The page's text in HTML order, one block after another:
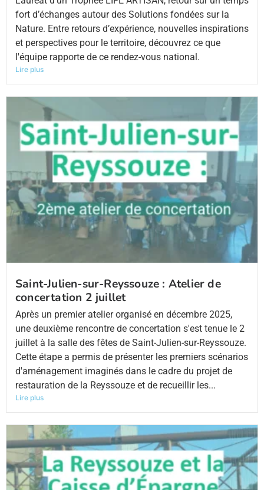
fort d’échanges autour des Solutions fondées sur la
Nature. Entre retours d’expérience, nouvelles inspirations
et perspectives pour le territoire, découvrez ce que
l'équipe rapporte de ce rendez-vous national.
Lire plus
Saint-Julien-sur-Reyssouze : Atelier de
concertation 2 juillet
Après un premier atelier organisé en décembre 2025,
une deuxième rencontre de concertation s'est tenue le 2
juillet à la salle des fêtes de Saint-Julien-sur-Reyssouze.
Cette étape a permis de présenter les premiers scénarios
d'aménagement imaginés dans le cadre du projet de
restauration de la Reyssouze et de recueillir les...
Lire plus